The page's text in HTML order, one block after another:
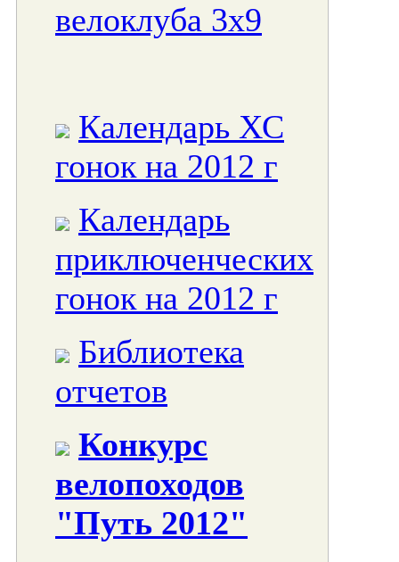
велоклуба 3x9
Календарь ХС
гонок на 2012 г
Календарь
приключенческих
гонок на 2012 г
Библиотека
отчетов
Конкурс
велопоходов
"Путь 2012"